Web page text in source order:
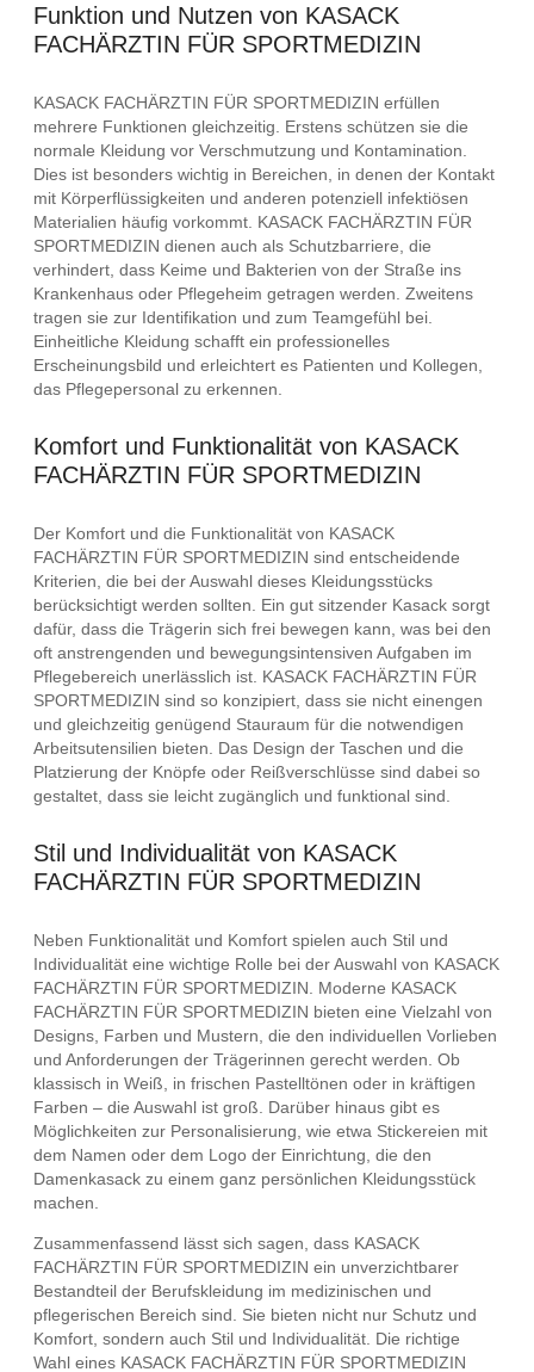
Funktion und Nutzen von KASACK
FACHÄRZTIN FÜR SPORTMEDIZIN
KASACK FACHÄRZTIN FÜR SPORTMEDIZIN erfüllen
mehrere Funktionen gleichzeitig. Erstens schützen sie die
normale Kleidung vor Verschmutzung und Kontamination.
Dies ist besonders wichtig in Bereichen, in denen der Kontakt
mit Körperflüssigkeiten und anderen potenziell infektiösen
Materialien häufig vorkommt. KASACK FACHÄRZTIN FÜR
SPORTMEDIZIN dienen auch als Schutzbarriere, die
verhindert, dass Keime und Bakterien von der Straße ins
Krankenhaus oder Pflegeheim getragen werden. Zweitens
tragen sie zur Identifikation und zum Teamgefühl bei.
Einheitliche Kleidung schafft ein professionelles
Erscheinungsbild und erleichtert es Patienten und Kollegen,
das Pflegepersonal zu erkennen.
Komfort und Funktionalität von KASACK
FACHÄRZTIN FÜR SPORTMEDIZIN
Der Komfort und die Funktionalität von KASACK
FACHÄRZTIN FÜR SPORTMEDIZIN sind entscheidende
Kriterien, die bei der Auswahl dieses Kleidungsstücks
berücksichtigt werden sollten. Ein gut sitzender Kasack sorgt
dafür, dass die Trägerin sich frei bewegen kann, was bei den
oft anstrengenden und bewegungsintensiven Aufgaben im
Pflegebereich unerlässlich ist. KASACK FACHÄRZTIN FÜR
SPORTMEDIZIN sind so konzipiert, dass sie nicht einengen
und gleichzeitig genügend Stauraum für die notwendigen
Arbeitsutensilien bieten. Das Design der Taschen und die
Platzierung der Knöpfe oder Reißverschlüsse sind dabei so
gestaltet, dass sie leicht zugänglich und funktional sind.
Stil und Individualität von KASACK
FACHÄRZTIN FÜR SPORTMEDIZIN
Neben Funktionalität und Komfort spielen auch Stil und
Individualität eine wichtige Rolle bei der Auswahl von KASACK
FACHÄRZTIN FÜR SPORTMEDIZIN. Moderne KASACK
FACHÄRZTIN FÜR SPORTMEDIZIN bieten eine Vielzahl von
Designs, Farben und Mustern, die den individuellen Vorlieben
und Anforderungen der Trägerinnen gerecht werden. Ob
klassisch in Weiß, in frischen Pastelltönen oder in kräftigen
Farben – die Auswahl ist groß. Darüber hinaus gibt es
Möglichkeiten zur Personalisierung, wie etwa Stickereien mit
dem Namen oder dem Logo der Einrichtung, die den
Damenkasack zu einem ganz persönlichen Kleidungsstück
machen.
Zusammenfassend lässt sich sagen, dass KASACK
FACHÄRZTIN FÜR SPORTMEDIZIN ein unverzichtbarer
Bestandteil der Berufskleidung im medizinischen und
pflegerischen Bereich sind. Sie bieten nicht nur Schutz und
Komfort, sondern auch Stil und Individualität. Die richtige
Wahl eines KASACK FACHÄRZTIN FÜR SPORTMEDIZIN